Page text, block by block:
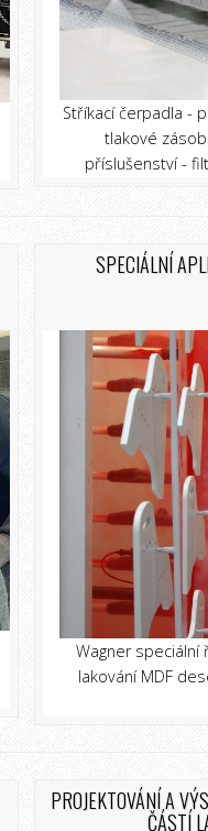
Stříkací čerpadla -
tlakové
příslušenství -
SPECIÁLNÍ
Wagner speciální
lakování MDF
PROJEKTOVÁNÍ A
ČÁSTÍ